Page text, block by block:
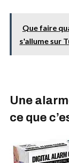
Que faire
s'allume sur
Une
ce que